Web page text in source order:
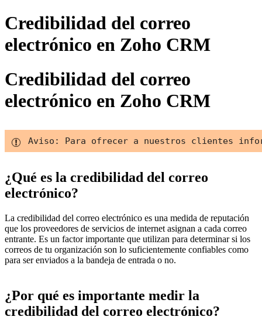
Credibilidad del correo
electrónico en Zoho CRM
Credibilidad del correo
electrónico en Zoho CRM
Aviso: Para ofrecer a nuestros clientes
¿Qué es la credibilidad del correo
electrónico?
La credibilidad del correo electrónico es una medida de reputación
que los proveedores de servicios de internet asignan a cada correo
entrante. Es un factor importante que utilizan para determinar si los
correos de tu organización son lo suficientemente confiables como
para ser enviados a la bandeja de entrada o no.
¿Por qué es importante medir la
credibilidad del correo electrónico?